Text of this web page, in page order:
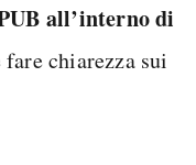
all’interno di
chiarezza sui